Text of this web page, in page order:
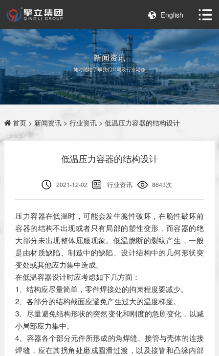
English
首页> 新闻资讯> 行业资讯> 低温压力容器的结构设计
低温压力容器的结构设计
2021-12-02 行业资讯 8643次
压力容器在低温时，可能会发生脆性破坏，在脆性破坏前
容器的结构不出现或者只有局部的塑性变形，而容器的绝
大部分未出现整体屈服现象。低温脆断的裂纹产生，一般
是由材质缺陷、制造中的缺陷、设计结构中的几何形状突
变处或其他应力集中造成。
在低温容器设计时应考虑如下几方面：
1、结构应尽量简单，零件焊接处的拘束程度要减少。
2、各部分的结构截面应避免产生过大的温度梯度。
3、尽量避免结构形状的突然变化和刚度的急剧变化，以减
小局部应力集中。
4、容器各个部分元件所形成的角焊缝、接管与壳体的连接
焊缝，应在其拐角处磨成圆滑过渡，以及接管和凸缘内部